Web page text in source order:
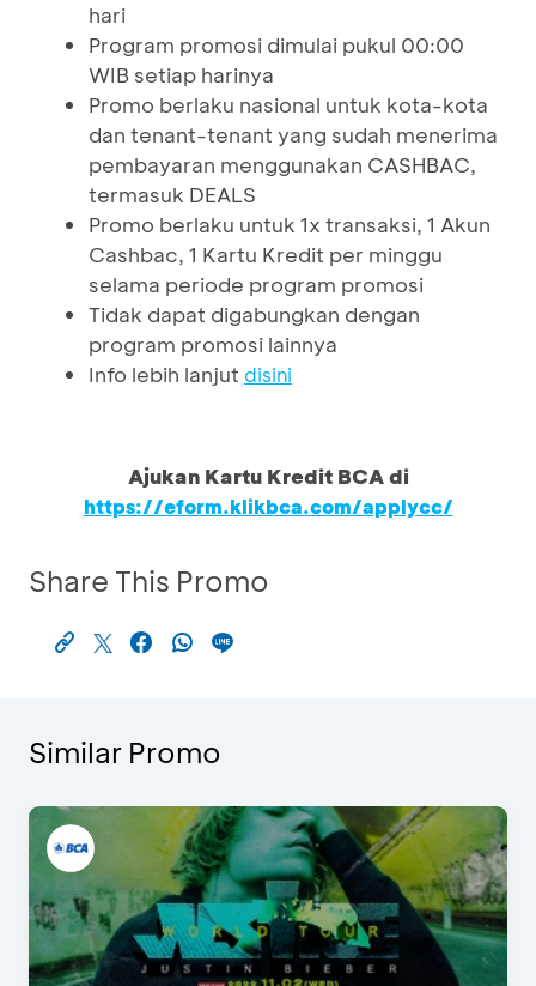
hari
Program promosi dimulai pukul 00:00
WIB setiap harinya
Promo berlaku nasional untuk kota-kota
dan tenant-tenant yang sudah menerima
pembayaran menggunakan CASHBAC,
termasuk DEALS
Promo berlaku untuk 1x transaksi, 1 Akun
Cashbac, 1 Kartu Kredit per minggu
selama periode program promosi
Tidak dapat digabungkan dengan
program promosi lainnya
Info lebih lanjut disini
Ajukan Kartu Kredit BCA di
https://eform.klikbca.com/applycc/
Share This Promo
Similar Promo